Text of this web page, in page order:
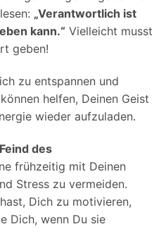
„Verantwortlich ist
kann.“ Vielleicht musst
geben!
zu entspannen und
helfen, Deinen Geist
wieder aufzuladen.
des
frühzeitig mit Deinen
Stress zu vermeiden.
Dich zu motivieren,
Dich, wenn Du sie